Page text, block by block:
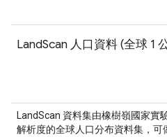
LandScan 人口資料 (全球 1
LandScan 資料集由橡樹嶺國家實
解析度的全球人口分布資料集，可